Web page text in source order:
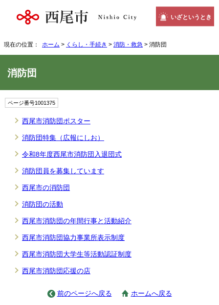
いざというとき
現在の位置： ホーム > くらし・手続き > 消防・救急 > 消防団
消防団
ページ番号1001375
西尾市消防団ポスター
消防団特集（広報にしお）
令和8年度西尾市消防団入退団式
消防団員を募集しています
西尾市の消防団
消防団の活動
西尾市消防団の年間行事と活動紹介
西尾市消防団協力事業所表示制度
西尾市消防団大学生等活動認証制度
西尾市消防団応援の店
前のページへ戻る ホームへ戻る